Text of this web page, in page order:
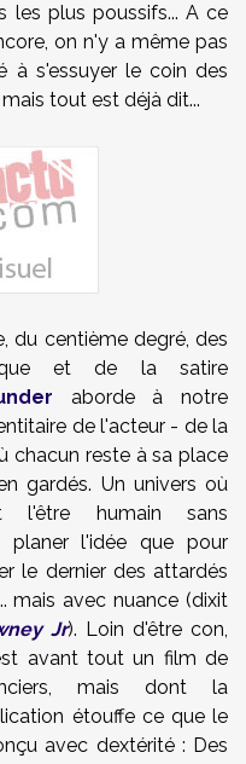
les plus poussifs... A ce
on n'y a même pas
à s'essuyer le coin des
tout est déjà dit...
du centième degré, des
et de la satire
aborde à notre
de l'acteur - de la
chacun reste à sa place
gardés. Un univers où
l'être humain sans
planer l'idée que pour
le dernier des attardés
mais avec nuance (dixit
Jr). Loin d'être con,
avant tout un film de
mais dont la
étouffe ce que le
avec dextérité : Des